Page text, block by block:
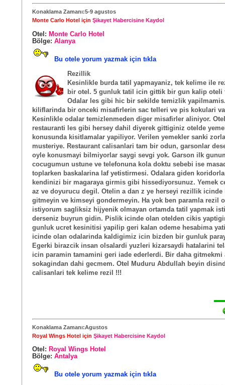
Konaklama Zamanı:5-9 agustos
Monte Carlo Hotel için Şikayet Habercisine Kaydol
Otel: Monte Carlo Hotel
Bölge: Alanya
Bu otele yorum yazmak için tıkla
Rezillik
Kesinlikle burda tatil yapmayaniz, tek kelime ile
bir otel. 5 gunluk tatil icin gittik bir gun kalip oteli
Odalar les gibi hic bir sekilde temizlik
kiliflarinda bir onceki misafirlerin sac telleri ve pis kokulari
Kesinlikle odalar temizlenmeden diger misafirler aliniyor.
restauranti les gibi hersey dahil diyerek gittiginiz otelde
konusunda kisitlamalar yapiliyor. Verilen yemekler sanki
musteriye. Restaurant calisanlari tam bir odun, garsonlar
oyle konusmayi bilmiyorlar saygi sevgi yok. Garson ilk
cocugumun ustune ve telefonuna kola doktu sebebi ise
toplarken baskalarina laf yetistirmesi. Odalara giden
kendinizi bir magaraya girmis gibi hissediyorsunuz. Yemek
az ve doyurucu degil. Otelin a dan z ye herseyi rezillik icinde
gitmeyin ve kimseyi gondermeyin. Ha yok ben paramla rezil
istiyorum sagliksiz hijyenik olmayan ortamda tatil yapmak
derseniz buyrun gidin. Pislik icinde olan otelden cikis
gunluk ucret kesinitisi yapilip geri kalan odeme hesabima
icinde olan odalarinda kaldigimiz icin bizden bir gunluk
Egerki birazcik insan olsalardi yuzleri kizarsaydi hatalarini
icin paramin tamamini geri iade ederlerdi. Bir daha gitmekmi
sokagindan dahi gecmem. Otel Muduru Abdullah beyin
calisanlari tek kelime rezil !!!
Konaklama Zamanı:Agustos
Royal Wings Hotel için Şikayet Habercisine Kaydol
Otel: Royal Wings Hotel
Bölge: Antalya
Bu otele yorum yazmak için tıkla